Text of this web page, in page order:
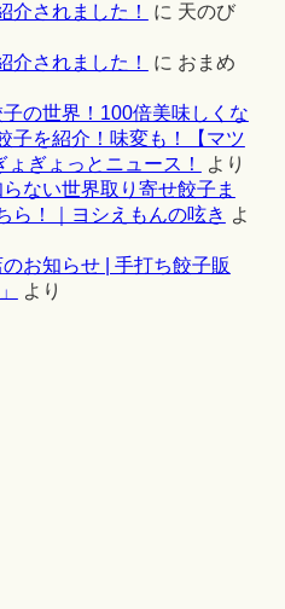
介されました！ に 天のび
介されました！
に おまめ
の世界！100倍美味しくな
子を紹介！味変も！【マツ
ぎょっとニュース！
より
ない世界取り寄せ餃子ま
ら！｜ヨシえもんの呟き よ
お知らせ | 手打ち餃子販
より